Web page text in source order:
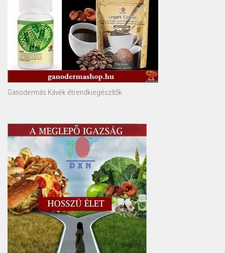
Ganodermás Kávék étrendkiegészítők